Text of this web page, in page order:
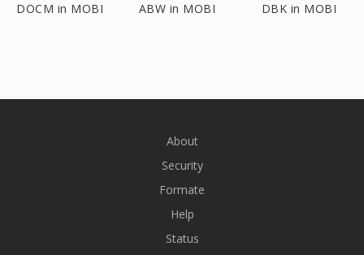
DOCM in MOBI ABW in MOBI DBK in MOBI
About
Security
Formate
Help
Status